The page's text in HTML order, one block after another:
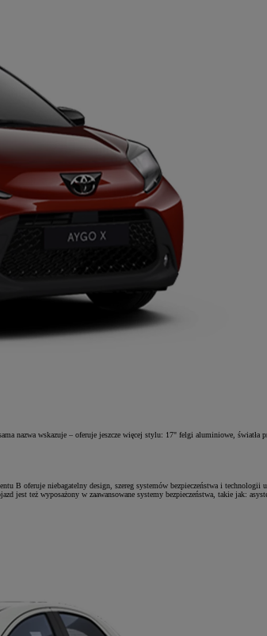
nazwa wskazuje – oferuje jeszcze więcej stylu: 17" felgi aluminiowe,
B oferuje niebagatelny design, szereg systemów bezpieczeństwa i
też wyposażony w zaawansowane systemy bezpieczeństwa, takie jak: